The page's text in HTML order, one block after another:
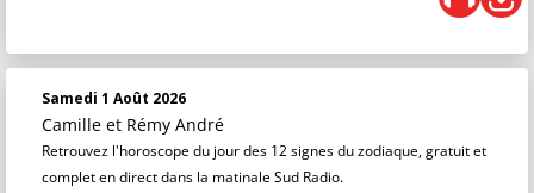
Samedi 1 Août 2026
Camille et Rémy André
Retrouvez l'horoscope du jour des 12 signes du zodiaque, gratuit et
complet en direct dans la matinale Sud Radio.